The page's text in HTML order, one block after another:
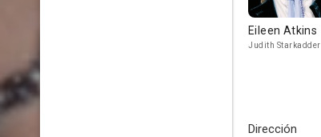
Eileen Atkins
Judith Starkadder
Dirección